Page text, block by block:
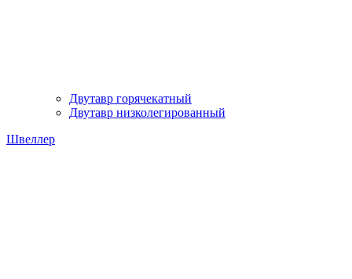
Двутавр горячекатный
Двутавр низколегированный
Швеллер